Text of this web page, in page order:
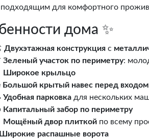
подходящим для комфортного
дома ✨
Двухэтажная конструкция с
Зеленый участок по периметру:
Широкое крыльцо
Большой крытый навес перед входом
Удобная парковка для нескольких
Капитальный забор по периметру
Мощёный двор плиткой по всему
Широкие распашные ворота